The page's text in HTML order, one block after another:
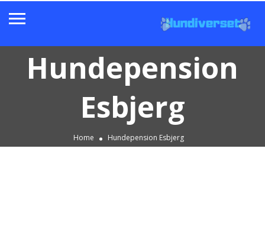
Hundepension
Esbjerg
Home Hundepension Esbjerg